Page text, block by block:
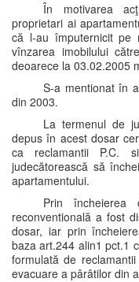
În motivarea
proprietari ai
că l-au împuternicit pe
vînzarea imobilului
deoarece la 03.02.2005
S-a mentionat în
din 2003.
La termenul de
depus în acest dosar
ca reclamantii P.C.
judecătorească să
apartamentului.
Prin încheierea
reconventională a fost
dosar, iar prin
baza art.244 alin1 pct.1
formulată de
evacuare a pârâtilor din